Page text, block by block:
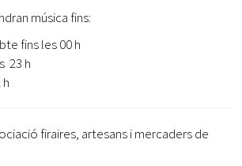
música fins:
fins les 00 h
23 h
firaires, artesans i mercaders de